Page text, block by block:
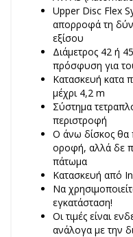
Upper Disc Flex
απορροφά τη
εξίσου
Διάμετρος 42 ή
πρόσφυση για
Κατασκευή κατα
μέχρι 4,2 m
Σύστημα
περιστροφή
Ο άνω δίσκος θα
οροφή, αλλά δε
πάτωμα
Κατασκευή από
Να
εγκατάσταση!
Οι τιμές είναι
ανάλογα με την